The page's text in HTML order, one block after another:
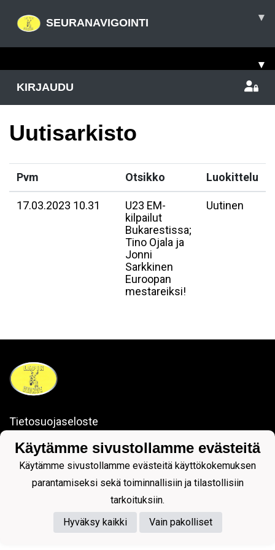
SEURANAVIGOINTI ▾
▾
KIRJAUDU
Uutisarkisto
Pvm Otsikko Luokittelu
17.03.2023 10.31
U23 EM-
kilpailut
Bukarestissa;
Tino Ojala ja
Jonni
Sarkkinen
Euroopan
mestareiksi!
Uutinen
Tietosuojaseloste
Powered by
Käytämme sivustollamme evästeitä
Käytämme sivustollamme evästeitä käyttökokemuksen
parantamiseksi sekä toiminnallisiin ja tilastollisiin
tarkoituksiin.
Hyväksy kaikki
Vain pakolliset